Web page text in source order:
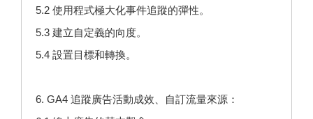
5.2 使用程式極大化事件追蹤的彈性。
5.3 建立自定義的向度。
5.4 設置目標和轉換。
6. GA4 追蹤廣告活動成效、自訂流量來源：